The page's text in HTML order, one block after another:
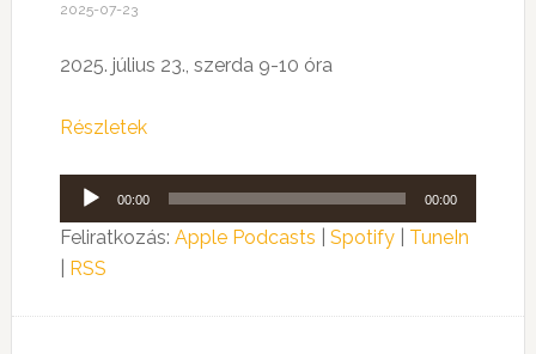
2025-07-23
2025. július 23., szerda 9-10 óra
Részletek
Audió
lejátszó
00:00 00:00
Feliratkozás: Apple Podcasts Spotify| TuneIn
RSS